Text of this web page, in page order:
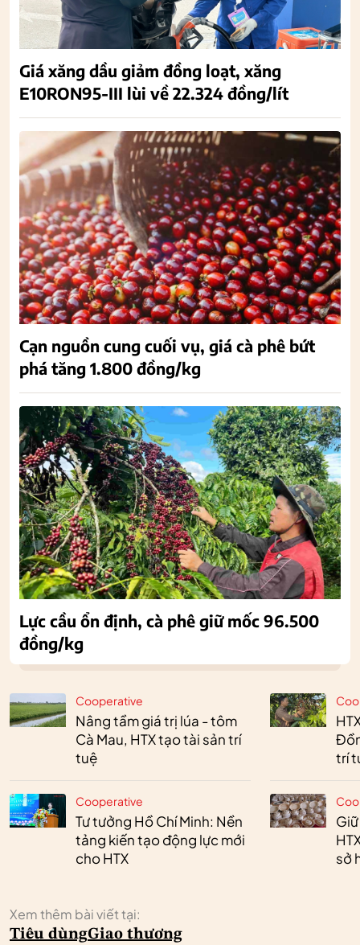
Cooperative
Nâng tầm giá trị lúa - tôm
Cà Mau, HTX tạo tài sản trí
tuệ
Cooperative
Tư tưởng Hồ Chí Minh: Nền
tảng kiến tạo động lực mới
cho HTX
trí
sở
Xem thêm bài viết tại:
Tiêu dùngGiao thương
Giá xăng dầu giảm đồng loạt, xăng
E10RON95-III lùi về 22.324 đồng/lít
Cạn nguồn cung cuối vụ, giá cà phê bứt
phá tăng 1.800 đồng/kg
Lực cầu ổn định, cà phê giữ mốc 96.500
đồng/kg